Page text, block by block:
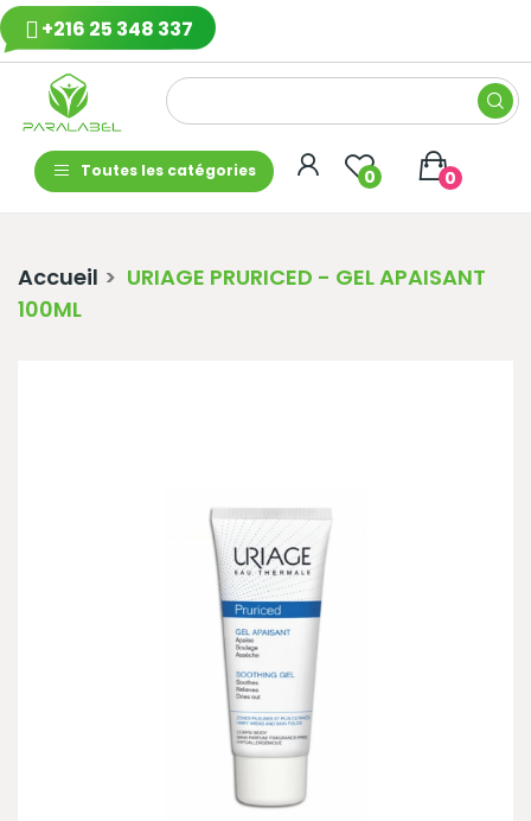
+216 25 348 337
Toutes les catégories 0 0
Accueil
URIAGE PRURICED - GEL APAISANT
100ML